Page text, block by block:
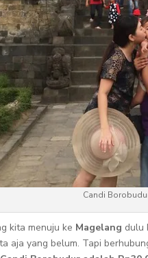
Candi
kita menuju ke Magelang dulu
aja yang belum. Tapi